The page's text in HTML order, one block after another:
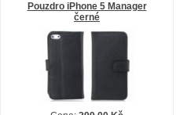
Pouzdro iPhone 5 Manager
černé